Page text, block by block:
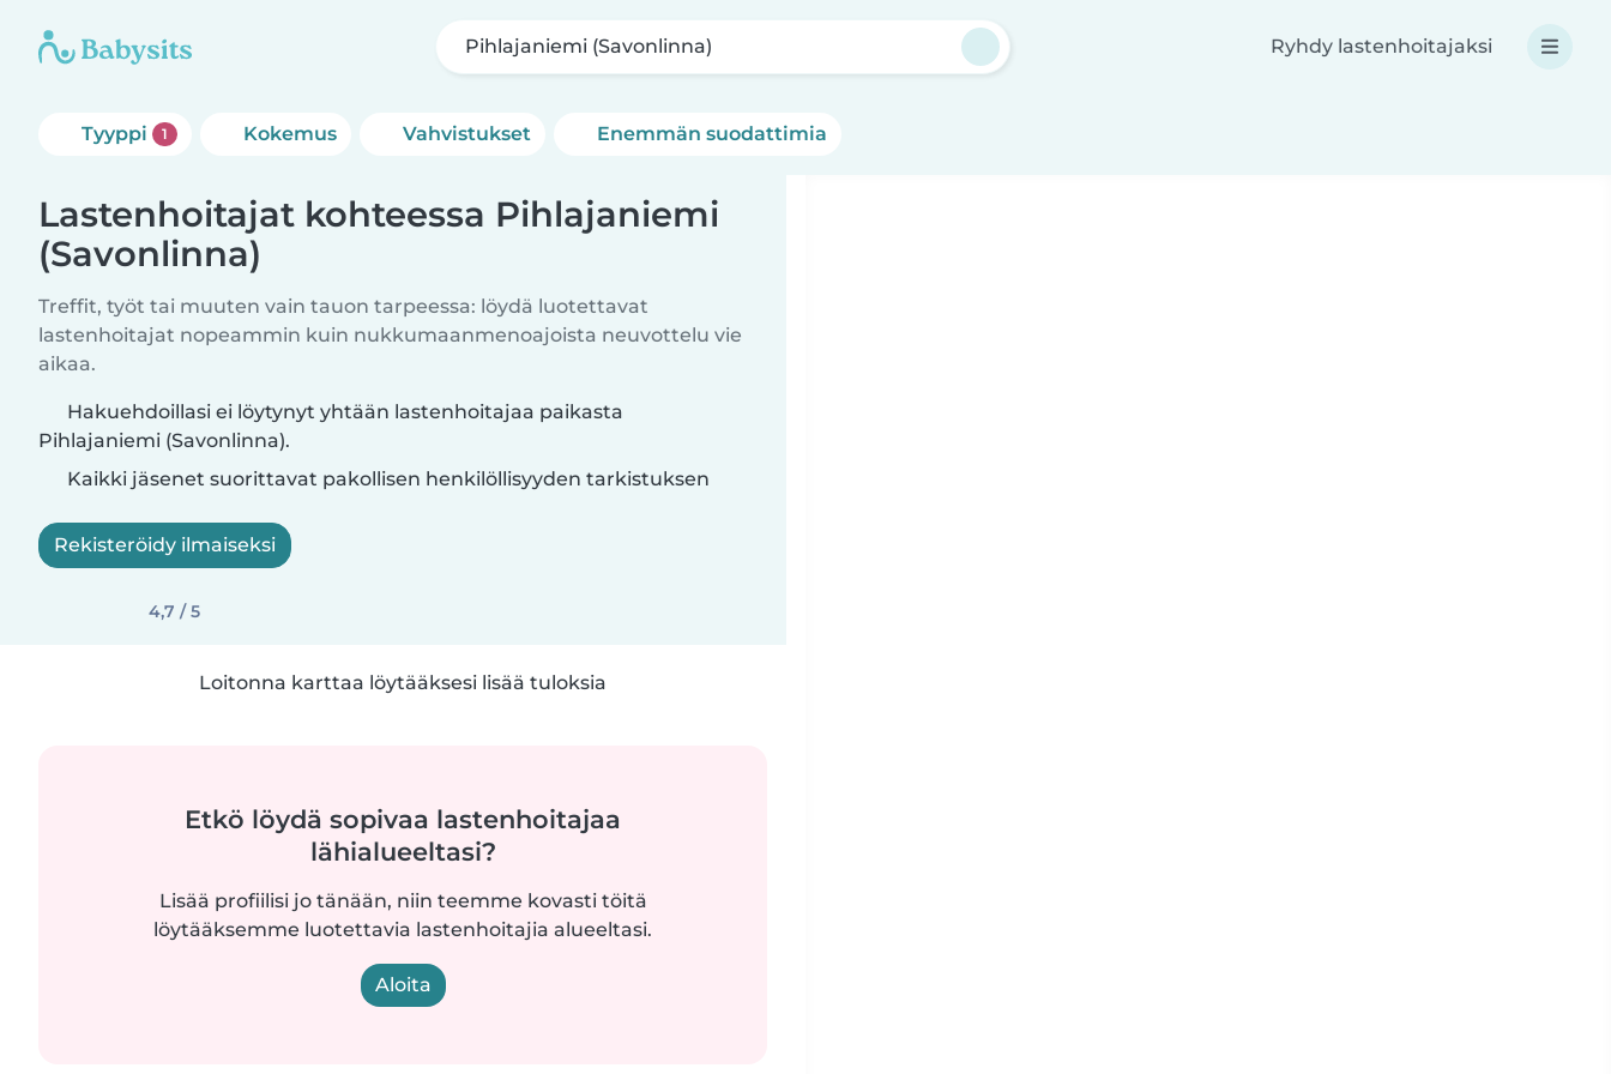
Pihlajaniemi (Savonlinna) Ryhdy lastenhoitajaksi
Tyyppi 1 Kokemus Vahvistukset Enemmän suodattimia
Lastenhoitajat kohteessa Pihlajaniemi
(Savonlinna)
Treffit, työt tai muuten vain tauon tarpeessa: löydä luotettavat
lastenhoitajat nopeammin kuin nukkumaanmenoajoista neuvottelu vie
aikaa.
Hakuehdoillasi ei löytynyt yhtään lastenhoitajaa paikasta
Pihlajaniemi (Savonlinna).
Kaikki jäsenet suorittavat pakollisen henkilöllisyyden tarkistuksen
Rekisteröidy ilmaiseksi
4,7 / 5
Loitonna karttaa löytääksesi lisää tuloksia
Etkö löydä sopivaa lastenhoitajaa
lähialueeltasi?
Lisää profiilisi jo tänään, niin teemme kovasti töitä
löytääksemme luotettavia lastenhoitajia alueeltasi.
Aloita